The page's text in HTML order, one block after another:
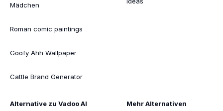
Mädchen
Roman comic paintings
Goofy Ahh Wallpaper
Cattle Brand Generator
Alternative zu Vadoo AI Mehr Alternativen